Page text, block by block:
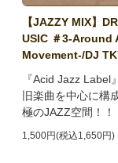
【JAZZY MIX】
USIC ＃3-Around
Movement-/DJ
『Acid Jazz Label
旧楽曲を中心に構
極のJAZZ空間！！
1,500円(税込1,650円)